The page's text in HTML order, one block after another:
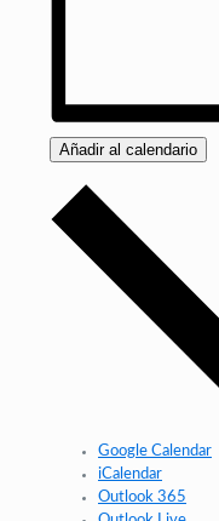
Añadir al calendario
Google Calendar
iCalendar
Outlook 365